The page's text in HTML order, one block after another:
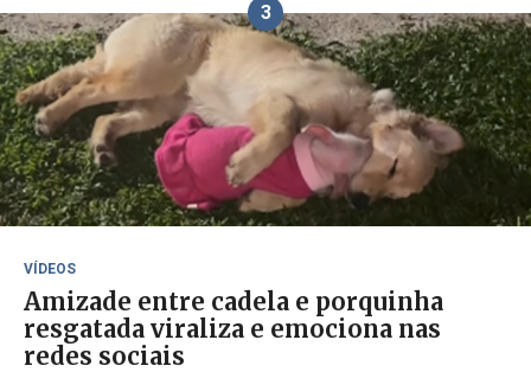
3
VÍDEOS
Amizade entre cadela e porquinha
resgatada viraliza e emociona nas
redes sociais